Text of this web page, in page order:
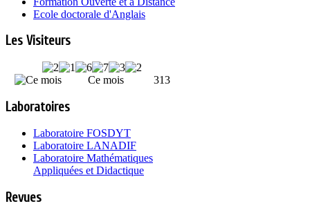
Ecole doctorale d'Anglais
Les Visiteurs
Ce mois 313
Laboratoires
Laboratoire FOSDYT
Laboratoire LANADIF
Laboratoire Mathématiques
Appliquées et Didactique
Revues